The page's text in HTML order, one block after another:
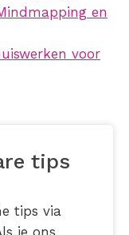
en
voor
tips
tips via
je ons